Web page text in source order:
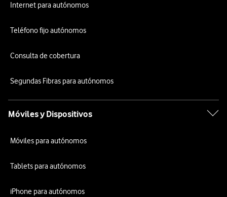
Internet para autónomos
Teléfono fijo autónomos
Consulta de cobertura
Segundas Fibras para autónomos
Móviles y Dispositivos
Móviles para autónomos
Tablets para autónomos
iPhone para autónomos